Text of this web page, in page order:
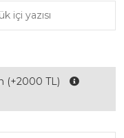
(+2000 TL)